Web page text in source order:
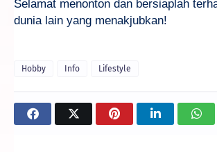
Selamat menonton dan bersiaplah
dunia lain yang menakjubkan!
Hobby Info Lifestyle